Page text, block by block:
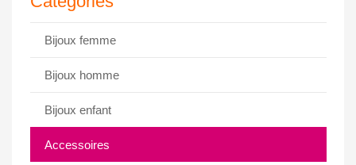
Bijoux femme
Bijoux homme
Bijoux enfant
Accessoires